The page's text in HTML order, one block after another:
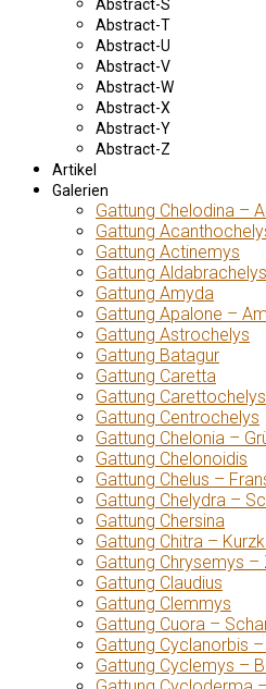
Abstract-S
Abstract-T
Abstract-U
Abstract-V
Abstract-W
Abstract-X
Abstract-Y
Abstract-Z
Artikel
Galerien
Gattung Chelodina –
Gattung
Gattung Actinemys
Gattung
Gattung Amyda
Gattung Apalone –
Gattung Astrochelys
Gattung Batagur
Gattung Caretta
Gattung Carettochelys
Gattung Centrochelys
Gattung Chelonia –
Gattung Chelonoidis
Gattung Chelus –
Gattung Chelydra –
Gattung Chersina
Gattung Chitra –
Gattung Chrysemys
Gattung Claudius
Gattung Clemmys
Gattung Cuora –
Gattung Cyclanorbis
Gattung Cyclemys –